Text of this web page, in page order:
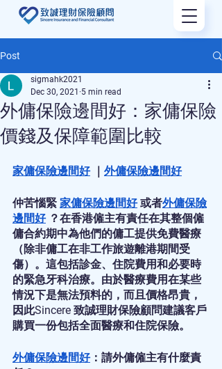
Post
外傭保險邊間好：家傭保險
價錢及保障範圍比較
sigmahk2021
Dec 30, 2021 5 min read
家傭保險邊間好 ｜ 外傭保險邊間好
仲苦惱緊 家傭保險邊間好 或者外傭保險
邊間好 ？在香港僱主有責任在其整個僱
傭合約期中為他們的傭工提供免費醫療
（除非傭工在非工作旅遊離港期間受
傷）。這包括診金、住院費用和必要時
的緊急牙科治療。由於醫療費用在某些
情況下是無法預料的，而且價格昂貴，
因此Sincere 致誠理財保險顧問建議客戶
購買一份包括全面醫療和住院保險。
外傭保險邊間好：請外傭僱主有什麼責